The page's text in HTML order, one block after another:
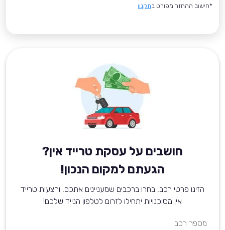
*חישוב ההחזר מפורט בתקנון
חושבים על עסקת טרייד אין?
הגעתם למקום הנכון!
הזינו פרטי רכב, בחרו ברכבים שמעניינים אתכם, והצעות טרייד
אין מסוכנויות יתחילו לזרום לטלפון הנייד שלכם!
מספר רכב